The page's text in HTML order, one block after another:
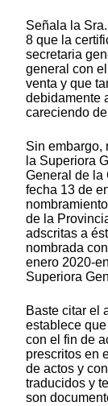
Señala la
8 que la
secretaria
general con
venta y que
debidamente
careciendo
Sin embargo,
la Superiora
General de la
fecha 13 de
de la
adscritas a
nombrada
enero 2020-
Superiora
Baste citar el
establece
con el fin de
prescritos en
de actos y
traducidos y
son